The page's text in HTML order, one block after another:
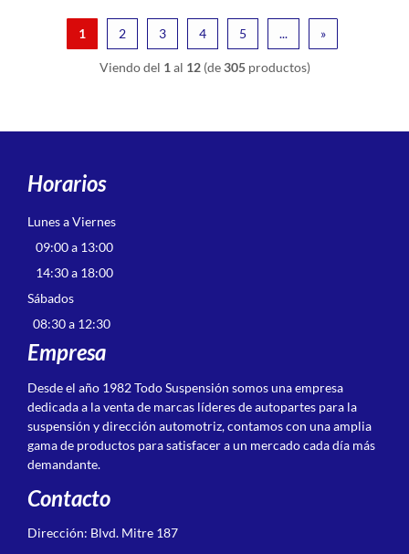
1 2 3 4 5 ... »
Viendo del 1 al 12(de305productos)
Horarios
Lunes a Viernes
09:00 a 13:00
14:30 a 18:00
Sábados
08:30 a 12:30
Empresa
Desde el año 1982 Todo Suspensión somos una empresa
dedicada a la venta de marcas líderes de autopartes para la
suspensión y dirección automotriz, contamos con una amplia
gama de productos para satisfacer a un mercado cada día más
demandante.
Contacto
Dirección: Blvd. Mitre 187